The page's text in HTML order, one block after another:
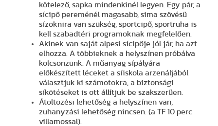
kötelező, sapka mindenkinél legyen. Egy pár, a
sícipő pereménél magasabb, sima szövésű
sízoknira van szükség, sportcipő, sportruha is
kell szabadtéri programoknak megfelelően.
Akinek van saját alpesi sícipője jól jár, ha azt
elhozza. A többieknek a helyszínen próbálva
kölcsönzünk. A műanyag sípályára
előkészített léceket a síiskola arzenáljából
választjuk ki számotokra, a biztonsági
síkötéseket is ott állítjuk be szakszerűen.
Átöltözési lehetőség a helyszínen van,
zuhanyzási lehetőség nincsen. (a TF 10 perc
villamossal).